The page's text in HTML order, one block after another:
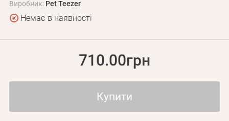
Виробник: Pet Teezer
Немає в наявності
710.00грн
Купити